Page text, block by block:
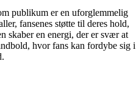
publikum er en uforglemmelig
fansenes støtte til deres hold,
skaber en energi, der er svær at
hvor fans kan fordybe sig i